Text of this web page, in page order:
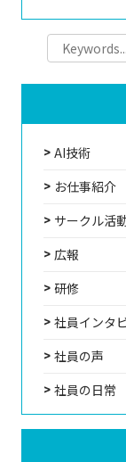
AI技術
お仕事紹介
サークル活
広報
研修
社員インタ
社員の声
社員の日常